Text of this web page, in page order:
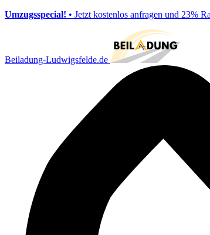
Umzugsspecial! • Jetzt kostenlos anfragen und 23%
Beiladung-Ludwigsfelde.de